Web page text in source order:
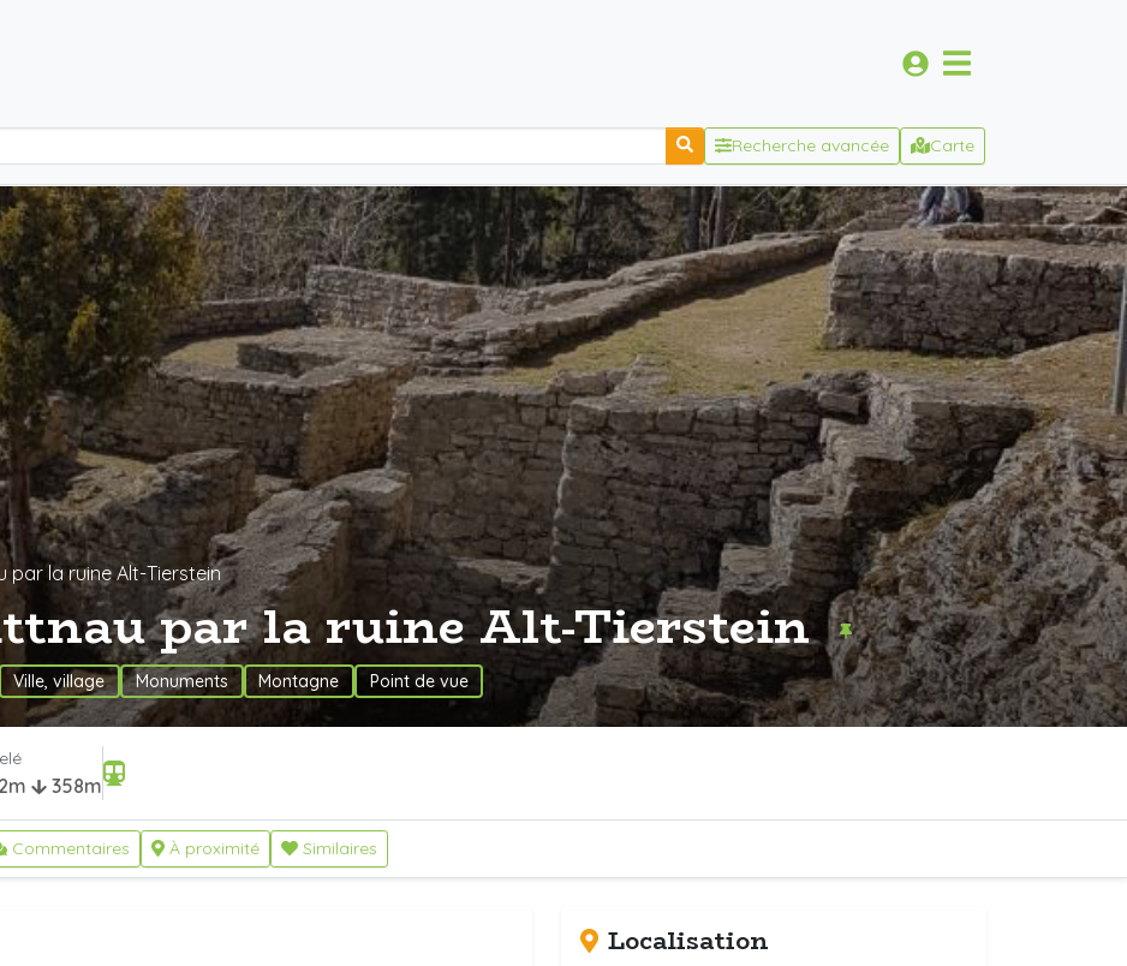
Recherche avancée Carte
par la ruine Alt-Tierstein
par la ruine Alt-Tierstein
Ville, village Monuments Montagne Point de vue
358m
Commentaires À proximité Similaires
Localisation